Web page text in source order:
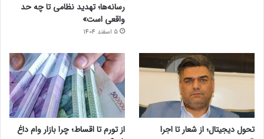
رسانه‌ها؛ تهدید نظامی تا چه حد
واقعی است»
5 اسفند 1404
تحول دیجیتال؛ از شعار تا اجرا
از تورم تا اقساط؛ چرا بازار وام داغ